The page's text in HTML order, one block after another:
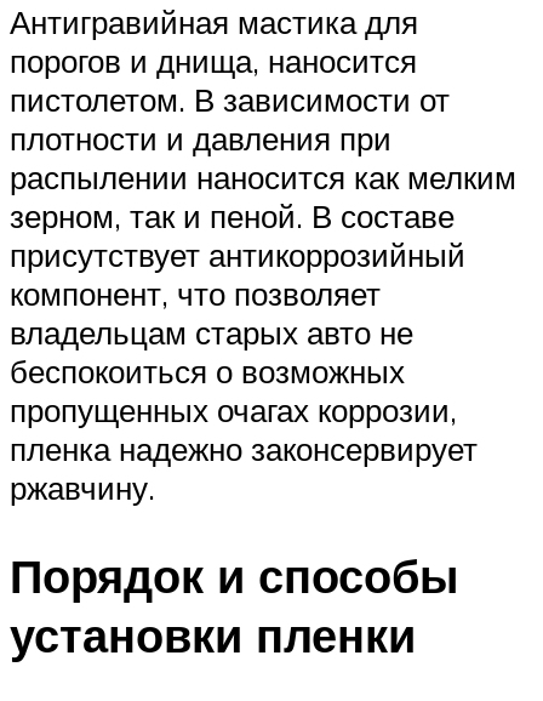
Антигравийная мастика для
порогов и днища, наносится
пистолетом. В зависимости от
плотности и давления при
распылении наносится как мелким
зерном, так и пеной. В составе
присутствует антикоррозийный
компонент, что позволяет
владельцам старых авто не
беспокоиться о возможных
пропущенных очагах коррозии,
пленка надежно законсервирует
ржавчину.
Порядок и способы
установки пленки